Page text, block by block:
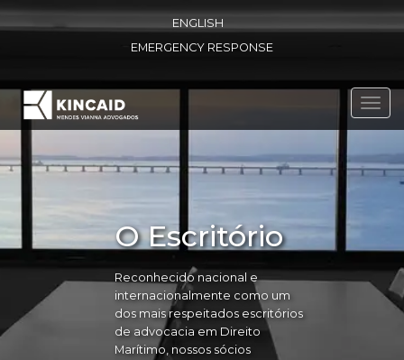
ENGLISH
EMERGENCY RESPONSE
O Escritório
Reconhecido nacional e
internacionalmente como um
dos mais respeitados escritórios
de advocacia em Direito
Marítimo, nossos sócios